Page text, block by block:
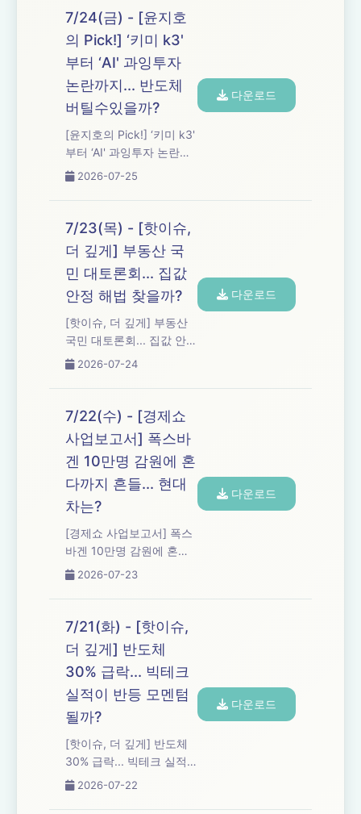
7/24(금) - [윤지호
의 Pick!] ‘키미 k3'
부터 ‘AI' 과잉투자
논란까지... 반도체
버틸수있을까?
[윤지호의 Pick!] ‘키미 k3'
부터 ‘AI' 과잉투자 논란까
지... 반도체 버틸수있을
2026-07-25
다운로드
7/23(목) - [핫이슈,
더 깊게] 부동산 국
민 대토론회... 집값
안정 해법 찾을까?
[핫이슈, 더 깊게] 부동산
국민 대토론회... 집값 안정
해법 찾을까?
2026-07-24
다운로드
7/22(수) - [경제쇼
사업보고서] 폭스바
겐 10만명 감원에 혼
다까지 흔들... 현대
차는?
[경제쇼 사업보고서] 폭스
바겐 10만명 감원에 혼다
까지 흔들... 현대차는?
2026-07-23
다운로드
7/21(화) - [핫이슈,
더 깊게] 반도체
30% 급락... 빅테크
실적이 반등 모멘텀
될까?
[핫이슈, 더 깊게] 반도체
30% 급락... 빅테크 실적
이 반등 모멘텀 될까?
2026-07-22
다운로드